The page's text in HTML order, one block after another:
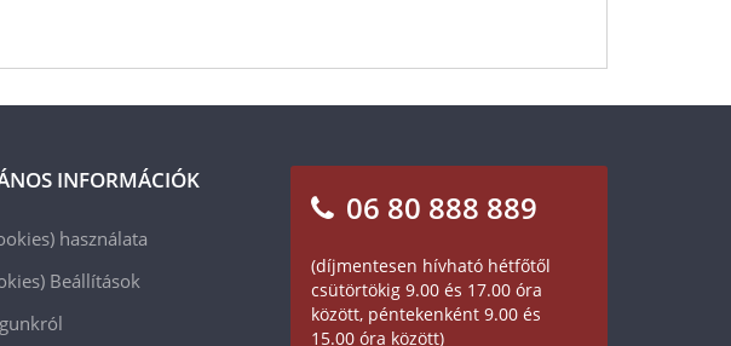
INFORMÁCIÓK
használata
Beállítások
06 80 888 889
(díjmentesen hívható hétfőtől
csütörtökig 9.00 és 17.00 óra
között, péntekenként 9.00 és
15.00 óra között)